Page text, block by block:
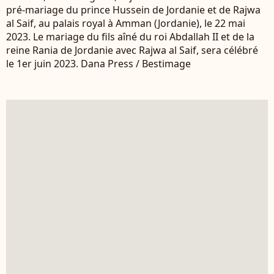
pré-mariage du prince Hussein de Jordanie et de Rajwa
al Saif, au palais royal à Amman (Jordanie), le 22 mai
2023. Le mariage du fils aîné du roi Abdallah II et de la
reine Rania de Jordanie avec Rajwa al Saif, sera célébré
le 1er juin 2023. Dana Press / Bestimage